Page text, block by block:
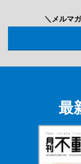
＼メルマ
最